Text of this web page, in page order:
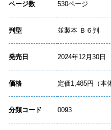
ページ数 530ページ
判型 並製本 Ｂ６判
発売日 2024年12月30日
価格 定価1,485円（本
分類コード 0093